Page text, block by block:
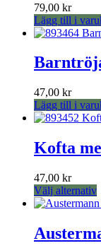
79,00 kr
Lägg till i
47,00 kr
Lägg till i
Kofta
47,00 kr
Välj alternativ